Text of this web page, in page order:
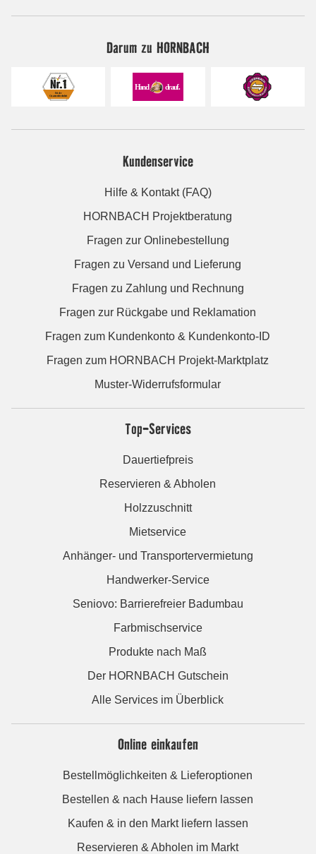
Darum zu HORNBACH
Kundenservice
Hilfe & Kontakt (FAQ)
HORNBACH Projektberatung
Fragen zur Onlinebestellung
Fragen zu Versand und Lieferung
Fragen zu Zahlung und Rechnung
Fragen zur Rückgabe und Reklamation
Fragen zum Kundenkonto & Kundenkonto-ID
Fragen zum HORNBACH Projekt-Marktplatz
Muster-Widerrufsformular
Top-Services
Dauertiefpreis
Reservieren & Abholen
Holzzuschnitt
Mietservice
Anhänger- und Transportervermietung
Handwerker-Service
Seniovo: Barrierefreier Badumbau
Farbmischservice
Produkte nach Maß
Der HORNBACH Gutschein
Alle Services im Überblick
Online einkaufen
Bestellmöglichkeiten & Lieferoptionen
Bestellen & nach Hause liefern lassen
Kaufen & in den Markt liefern lassen
Reservieren & Abholen im Markt